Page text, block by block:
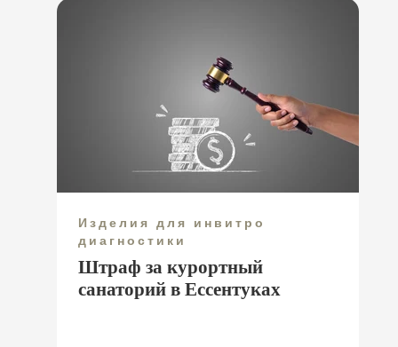
Изделия для инвитро
диагностики
Штраф за курортный
санаторий в Ессентуках